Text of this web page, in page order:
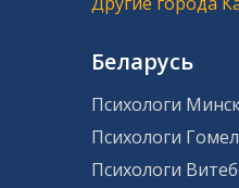
Беларусь
Психологи
Психологи
Психологи